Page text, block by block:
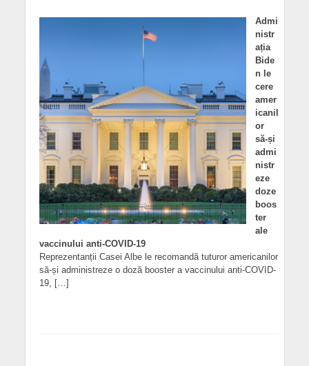
Admi
nistr
ația
Bide
n le
cere
amer
icanil
or
să-și
admi
nistr
eze
doze
boos
ter
ale
vaccinului anti-COVID-19
Reprezentanții Casei Albe le recomandă tuturor americanilor
să-și administreze o doză booster a vaccinului anti-COVID-
19, […]